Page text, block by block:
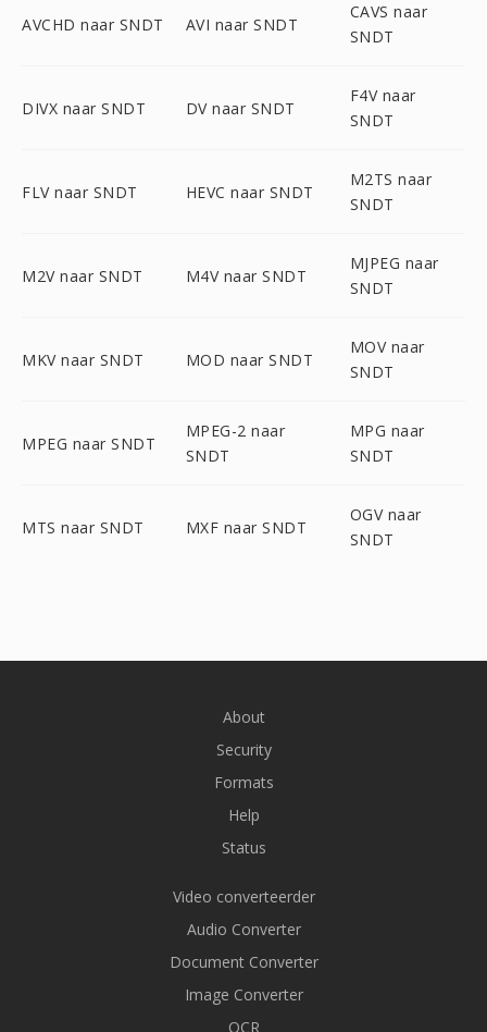
AVCHD naar SNDT AVI naar SNDT
CAVS naar
SNDT
DIVX naar SNDT DV naar SNDT
F4V naar
SNDT
FLV naar SNDT HEVC naar SNDT
M2TS naar
SNDT
M2V naar SNDT M4V naar SNDT
MJPEG naar
SNDT
MKV naar SNDT MOD naar SNDT
MOV naar
SNDT
MPEG naar SNDT
MPEG-2 naar
SNDT
MPG naar
SNDT
MTS naar SNDT MXF naar SNDT
OGV naar
SNDT
About
Security
Formats
Help
Status
Video converteerder
Audio Converter
Document Converter
Image Converter
OCR